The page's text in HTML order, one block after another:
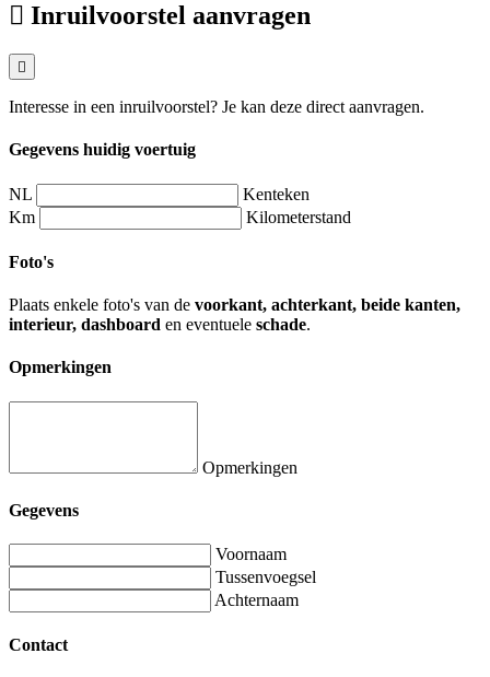
Inruilvoorstel aanvragen
Interesse in een inruilvoorstel? Je kan deze direct aanvragen.
Gegevens huidig voertuig
NL
Kenteken
Km
Kilometerstand
Foto's
Plaats enkele foto's van de voorkant, achterkant, beide kanten,
interieur, dashboard en eventuele schade.
Opmerkingen
Opmerkingen
Gegevens
Voornaam
Tussenvoegsel
Achternaam
Contact